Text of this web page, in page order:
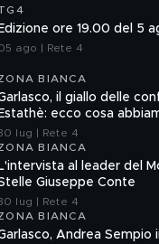
Edizione ore 19.00 del 5
ago | Rete 4
BIANCA
il giallo delle
Estathè: ecco cosa
lug | Rete 4
BIANCA
L'intervista al leader del
Giuseppe Conte
lug | Rete 4
BIANCA
Andrea